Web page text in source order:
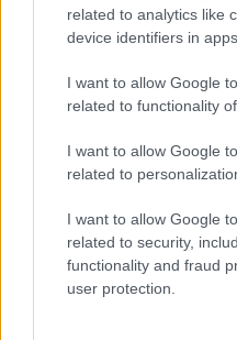
related to analytics like
device identifiers in apps.
I want to allow Google
related to functionality
I want to allow Google
related to
I want to allow Google
related to security,
functionality and fraud
user protection.
Notizie
Ricevi le
da